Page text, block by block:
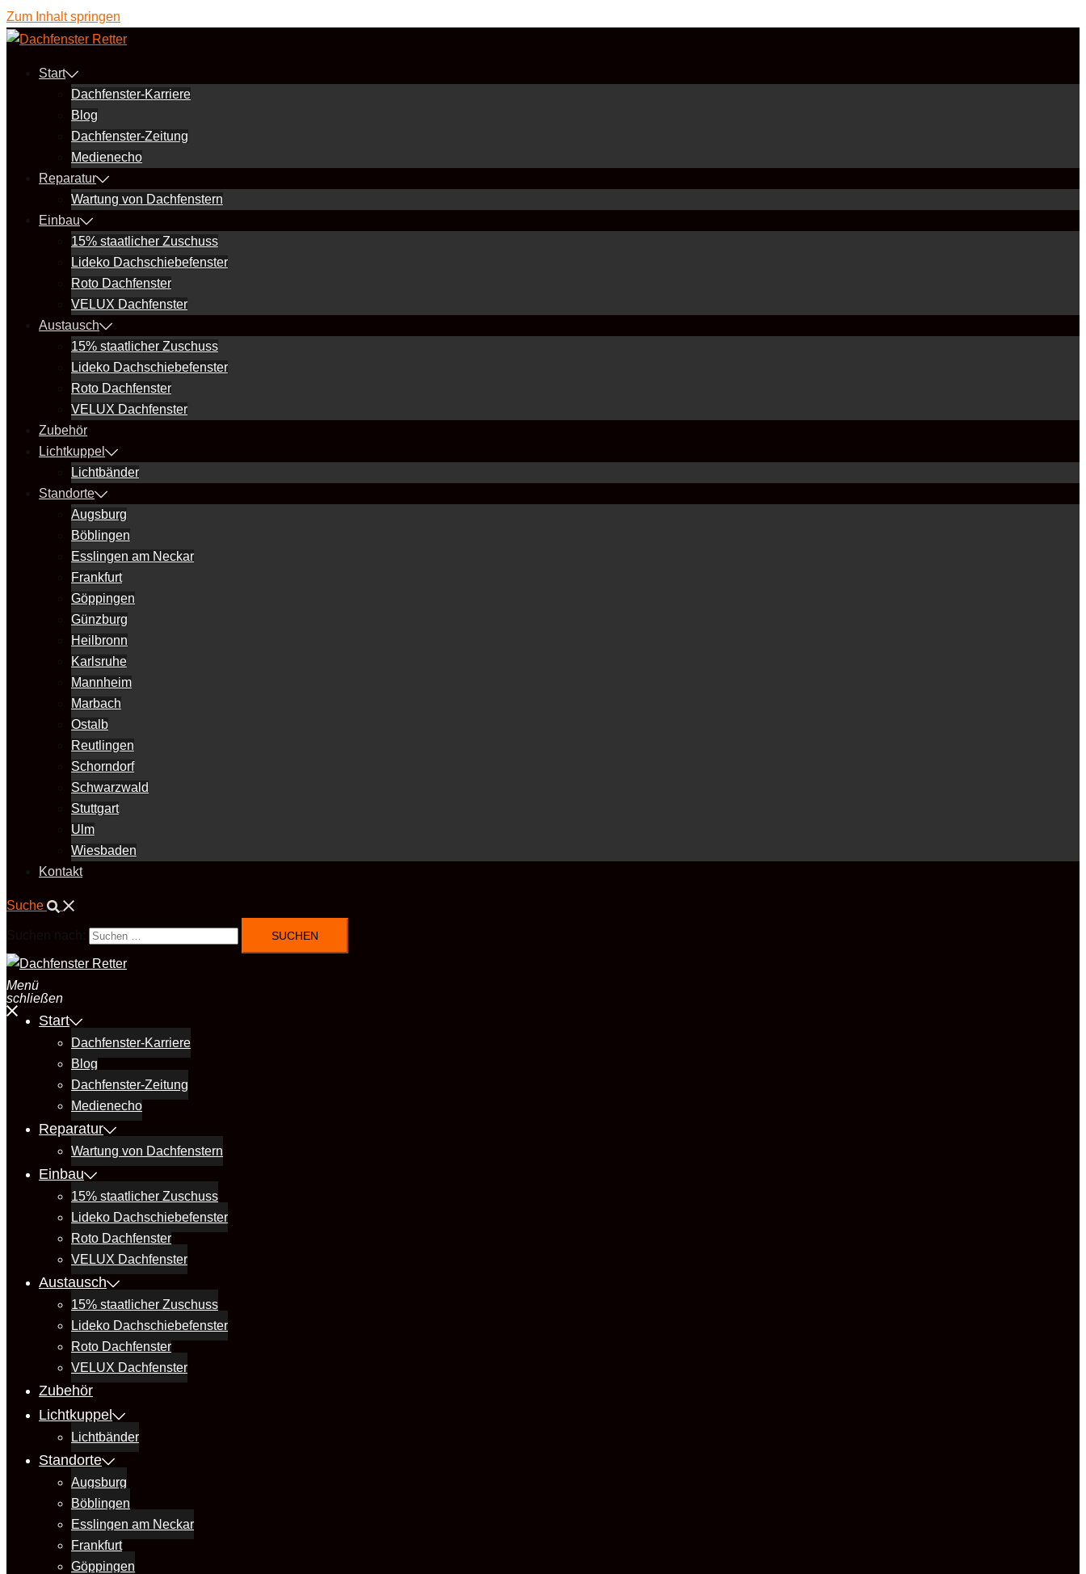
Zum Inhalt springen
Start
Dachfenster-Karriere
Blog
Dachfenster-Zeitung
Medienecho
Reparatur
Wartung von Dachfenstern
Einbau
15% staatlicher Zuschuss
Lideko Dachschiebefenster
Roto Dachfenster
VELUX Dachfenster
Austausch
15% staatlicher Zuschuss
Lideko Dachschiebefenster
Roto Dachfenster
VELUX Dachfenster
Zubehör
Lichtkuppel
Lichtbänder
Standorte
Augsburg
Böblingen
Esslingen am Neckar
Frankfurt
Göppingen
Günzburg
Heilbronn
Karlsruhe
Mannheim
Marbach
Ostalb
Reutlingen
Schorndorf
Schwarzwald
Stuttgart
Ulm
Wiesbaden
Kontakt
Suche
Menü
schließen
Start
Dachfenster-Karriere
Blog
Dachfenster-Zeitung
Medienecho
Reparatur
Wartung von Dachfenstern
Einbau
15% staatlicher Zuschuss
Lideko Dachschiebefenster
Roto Dachfenster
VELUX Dachfenster
Austausch
15% staatlicher Zuschuss
Lideko Dachschiebefenster
Roto Dachfenster
VELUX Dachfenster
Zubehör
Lichtkuppel
Lichtbänder
Standorte
Augsburg
Böblingen
Esslingen am Neckar
Frankfurt
Göppingen